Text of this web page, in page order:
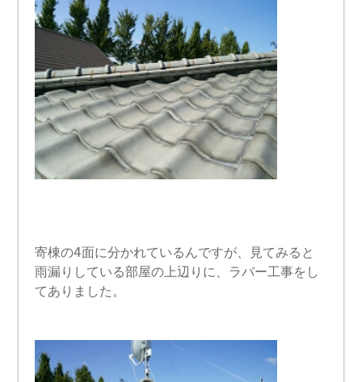
寄棟の4面に分かれているんですが、見てみると
雨漏りしている部屋の上辺りに、ラバー工事をし
てありました。